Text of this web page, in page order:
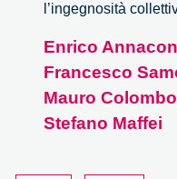
l’ingegnosità
Enrico
Francesco
Mauro Colombo
Stefano Maffei